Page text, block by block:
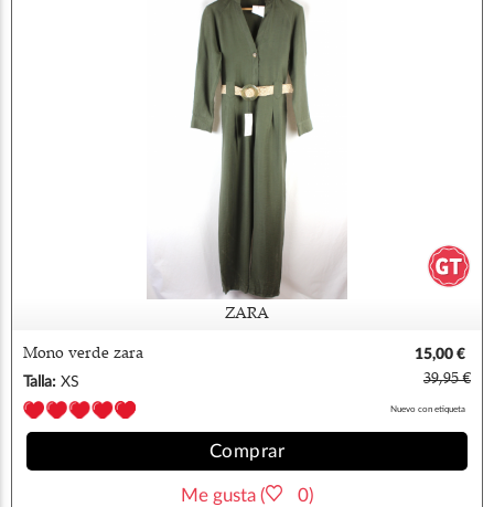
ZARA
Mono verde zara
15,00 €
Talla: XS 39,95 €
Nuevo con etiqueta
Comprar
Me gusta ( 0)